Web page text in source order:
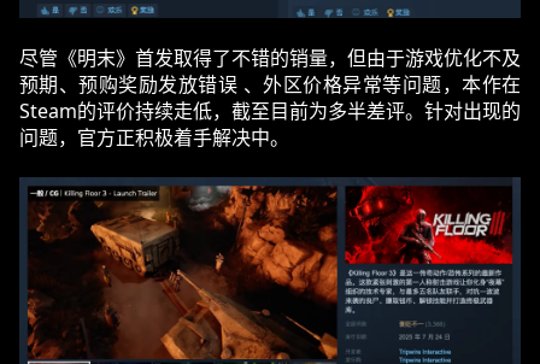
尽管《明末》首发取得了不错的销量，但由于游戏优化不及
预期、预购奖励发放错误 、外区价格异常等问题，本作在
Steam的评价持续走低，截至目前为多半差评。针对出现的
问题，官方正积极着手解决中。